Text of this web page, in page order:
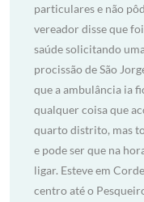
particulares e não
vereador disse que
saúde solicitando
procissão de São
que a ambulância ia
qualquer coisa que
quarto distrito, mas
e pode ser que na
ligar. Esteve em
centro até o